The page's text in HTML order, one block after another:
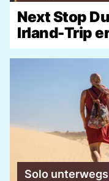
Next Stop
Irland-Trip
Solo unterwegs